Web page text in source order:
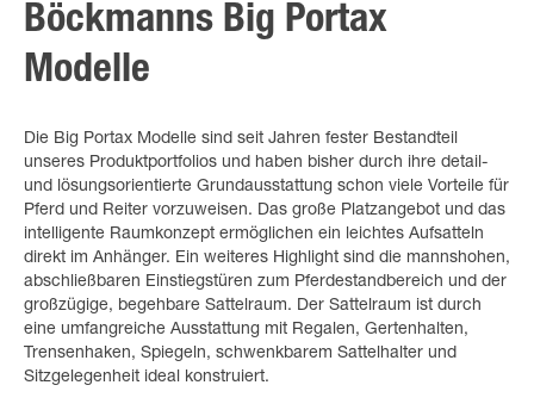
Böckmanns Big Portax
Modelle
Die Big Portax Modelle sind seit Jahren fester Bestandteil
unseres Produktportfolios und haben bisher durch ihre detail-
und lösungsorientierte Grundausstattung schon viele Vorteile für
Pferd und Reiter vorzuweisen. Das große Platzangebot und das
intelligente Raumkonzept ermöglichen ein leichtes Aufsatteln
direkt im Anhänger. Ein weiteres Highlight sind die mannshohen,
abschließbaren Einstiegstüren zum Pferdestandbereich und der
großzügige, begehbare Sattelraum. Der Sattelraum ist durch
eine umfangreiche Ausstattung mit Regalen, Gertenhalten,
Trensenhaken, Spiegeln, schwenkbarem Sattelhalter und
Sitzgelegenheit ideal konstruiert.